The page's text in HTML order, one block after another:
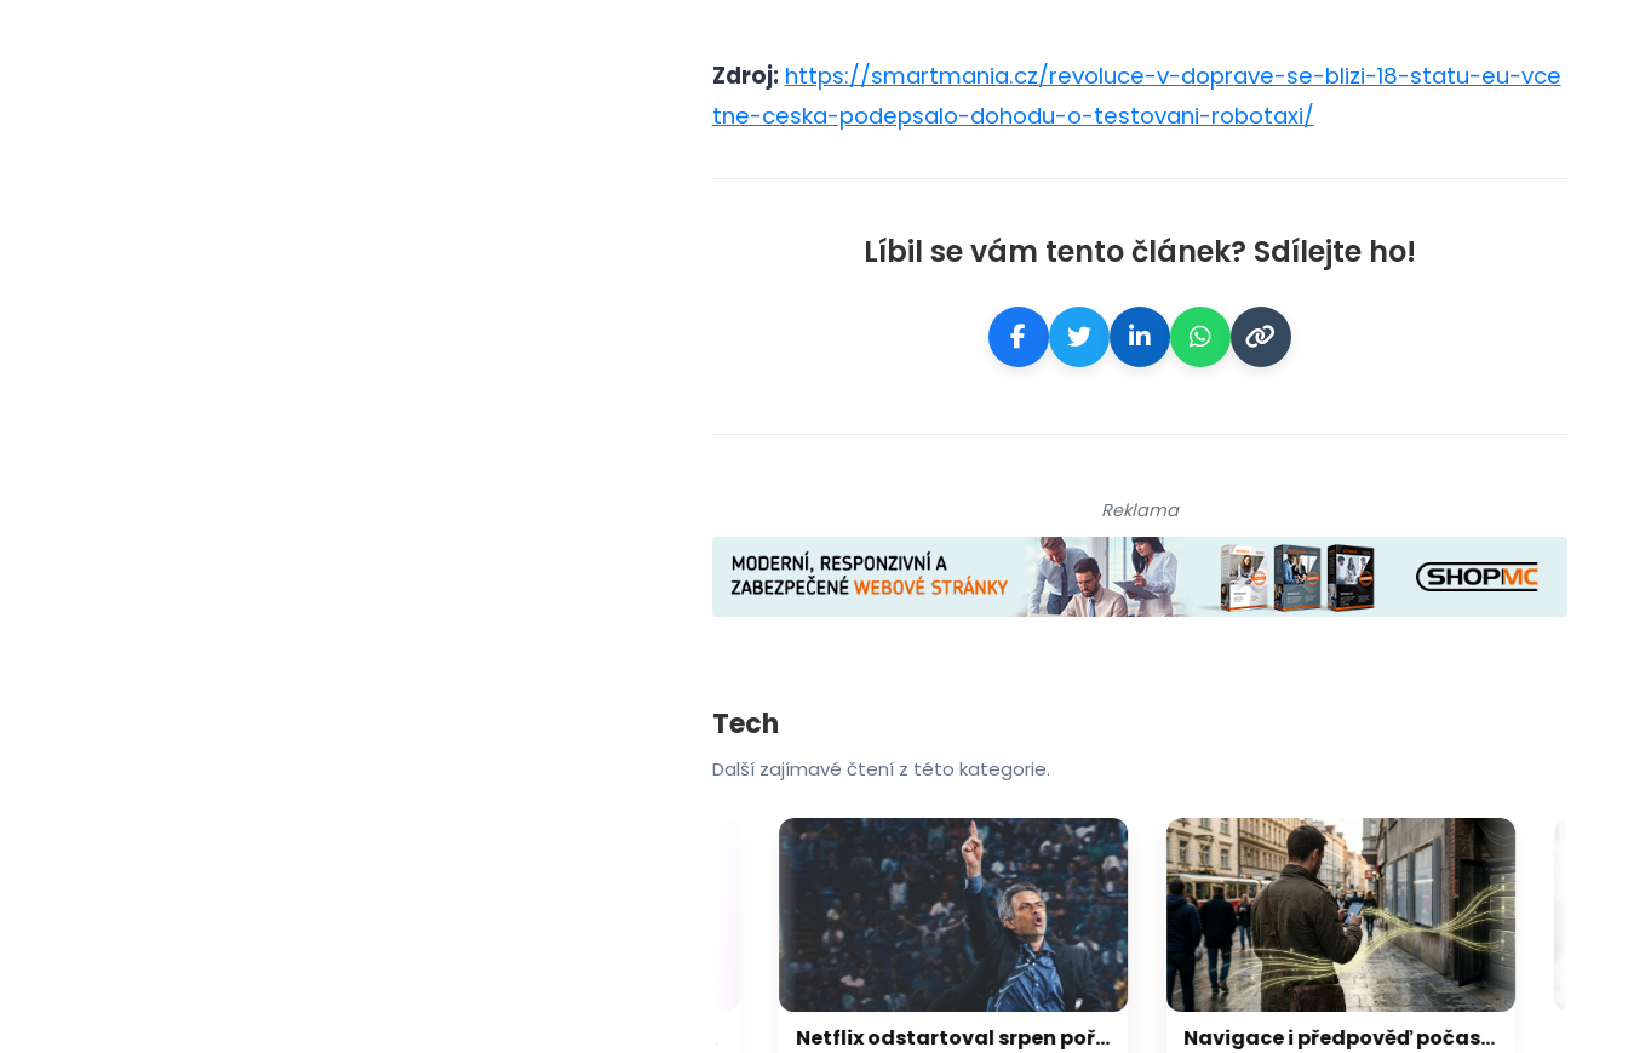
Zdroj: https://smartmania.cz/revoluce-v-doprave-se-blizi-18-statu-eu-vce
tne-ceska-podepsalo-dohodu-o-testovani-robotaxi/
Líbil se vám tento článek? Sdílejte ho!
Reklama
Tech
Další zajímavé čtení z této kategorie.
Netflix odstartoval srpen pořádně zostra! Takové pecky jsme opravdu nečekali Navigace i předpověď počasí: vaše oblíbené aplikace mohou tajně odesílat informace o poloze